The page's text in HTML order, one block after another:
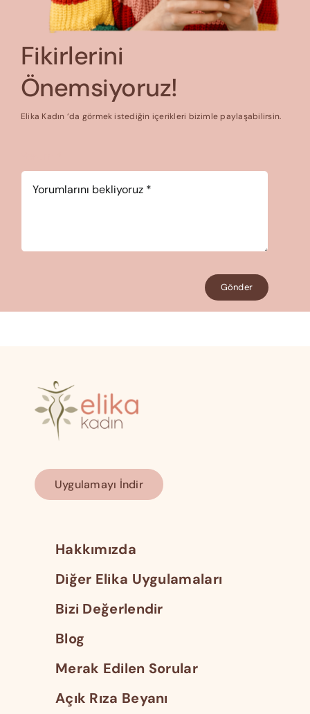
Fikirlerini
Önemsiyoruz!
Elika Kadın ‘da görmek istediğin içerikleri bizimle paylaşabilirsin.
Gönder
Uygulamayı İndir
Hakkımızda
Diğer Elika Uygulamaları
Bizi Değerlendir
Blog
Merak Edilen Sorular
Açık Rıza Beyanı